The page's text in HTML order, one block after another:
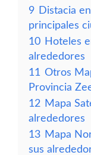
9 Distacia
principales
10 Hoteles
alrededores
11 Otros
Provincia
12 Mapa
alrededores
13 Mapa
sus